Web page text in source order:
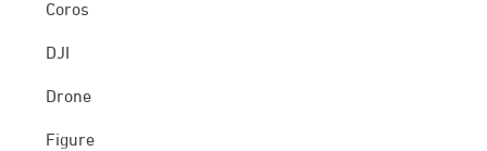
Coros
DJI
Drone
Figure